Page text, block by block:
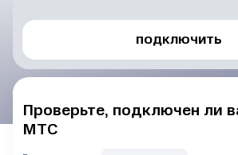
ПОДКЛЮЧИТЬ
Проверьте, подключен ли
МТС